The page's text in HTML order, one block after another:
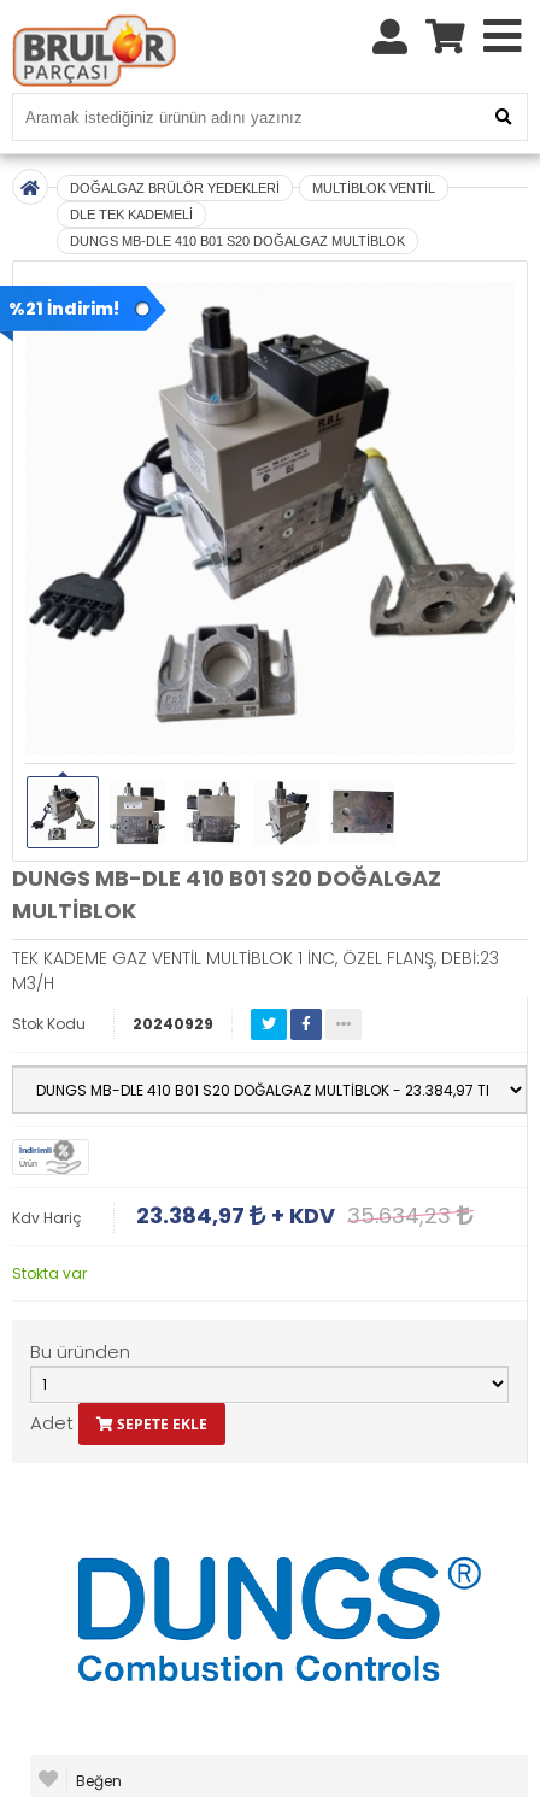
DOĞALGAZ BRÜLÖR YEDEKLERİ
MULTİBLOK VENTİL
DLE TEK KADEMELİ
DUNGS MB-DLE 410 B01 S20 DOĞALGAZ MULTİBLOK
%21 İndirim!
DUNGS MB-DLE 410 B01 S20 DOĞALGAZ
MULTİBLOK
TEK KADEME GAZ VENTİL MULTİBLOK 1 İNC, ÖZEL FLANŞ, DEBİ:23
M3/H
Stok Kodu 20240929
İndirimli
Ürün
Kdv Hariç 23.384,97 + KDV 35.634,23
Stokta var
Bu üründen
Adet SEPETE EKLE
Beğen